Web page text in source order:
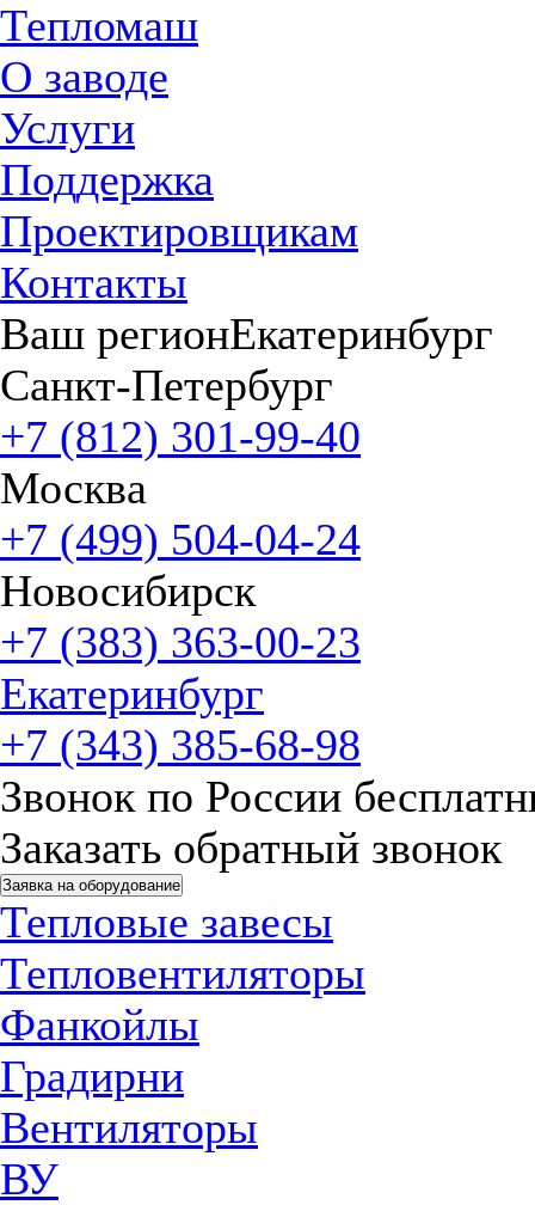
Тепломаш
О заводе
Услуги
Поддержка
Проектировщикам
Контакты
Ваш регионЕкатеринбург
Санкт-Петербург
+7 (812) 301-99-40
Москва
+7 (499) 504-04-24
Новосибирск
+7 (383) 363-00-23
Екатеринбург
+7 (343) 385-68-98
Звонок по России
Заказать обратный звонок
Заявка на оборудование
Тепловые завесы
Тепловентиляторы
Фанкойлы
Градирни
Вентиляторы
ВУ